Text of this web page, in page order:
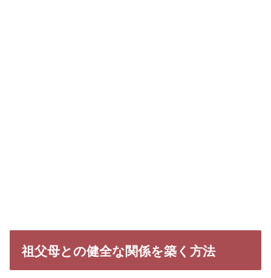
祖父母との健全な関係を築く方法